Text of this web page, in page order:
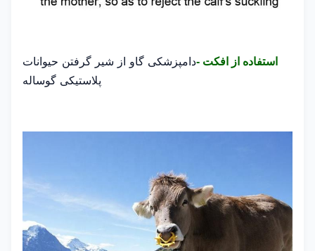
استفاده از افکت -دامپزشکی گاو از شیر گرفتن حیوانات
پلاستیکی گوساله